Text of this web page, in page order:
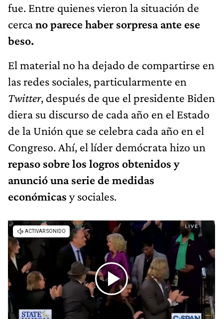
fue. Entre quienes vieron la situación de
cercano parece haber sorpresa ante ese
beso.
El material no ha dejado de compartirse en
las redes sociales, particularmente en
Twitter, después de que el presidente Biden
diera su discurso de cada año en el Estado
de la Unión que se celebra cada año en el
Congreso. Ahí, el líder demócrata hizo un
repaso sobre los logros obtenidos y
anunció una serie de medidas
económicas y sociales.